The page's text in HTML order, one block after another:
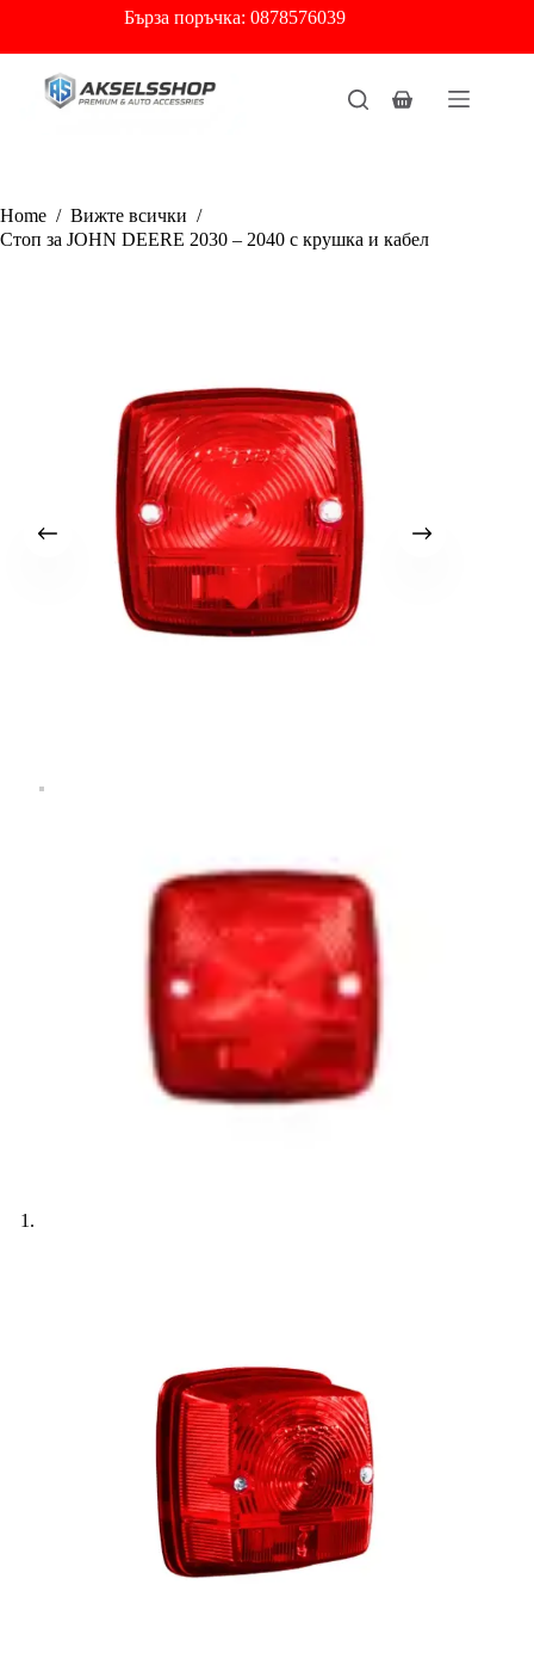
content
Бърза поръчка: 0878576039
Shopping
Home / Вижте всички /
Стоп за JOHN DEERE 2030 – 2040 с крушка и кабел